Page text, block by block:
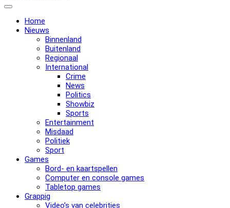
Home
Nieuws
Binnenland
Buitenland
Regionaal
International
Crime
News
Politics
Showbiz
Sports
Entertainment
Misdaad
Politiek
Sport
Games
Bord- en kaartspellen
Computer en console games
Tabletop games
Grappig
Video’s van celebrities